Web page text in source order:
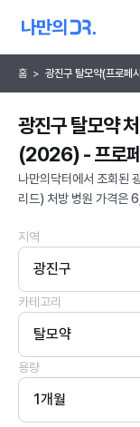
홈 > 광진구 탈모약(프로페
광진구 탈모약
(2026) - 프로페
나만의닥터에서 조회된
리드) 처방 병원 가격은
지역
광진구
카테고리
탈모약
용량
1개월